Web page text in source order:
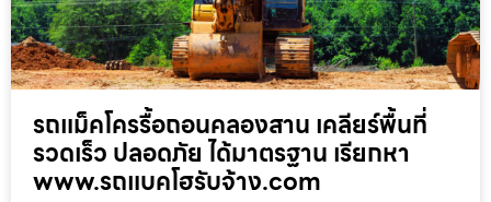
รถแม็คโครรื้อถอนคลองสาน เคลียร์พื้นที่
รวดเร็ว ปลอดภัย ได้มาตรฐาน เรียกหา
www.รถแบคโฮรับจ้าง.com